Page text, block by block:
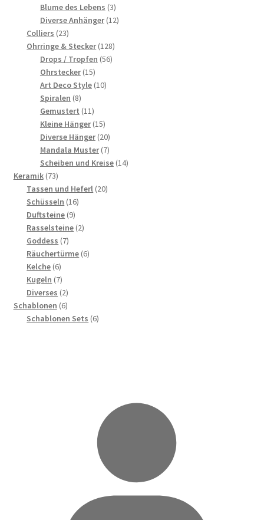
Produkte
Blume des Lebens 33
Produkte
Diverse Anhänger 1212
Colliers 2323
Produkte
Ohrringe & Stecker 128128
Drops / Tropfen 5656
Ohrstecker 1515
Produkte
Art Deco Style 1010
Spiralen 88
Produkte
Gemustert 1111
Produkte
Kleine Hänger 1515
Produkte
Diverse Hänger 2020
Produkte
Mandala Muster 77
Produkte
Scheiben und Kreise 1414
Keramik 7373
Produkte
Tassen und Heferl 2020
Schüsseln 1616
Duftsteine 99
Produkte
Rasselsteine 22
Goddess 77
Produkte
Räuchertürme 66
Kelche 66
Produkte
Kugeln 77
Produkte
Diverses 22
Produkte
Schablonen 66
Produkte
Schablonen Sets 66